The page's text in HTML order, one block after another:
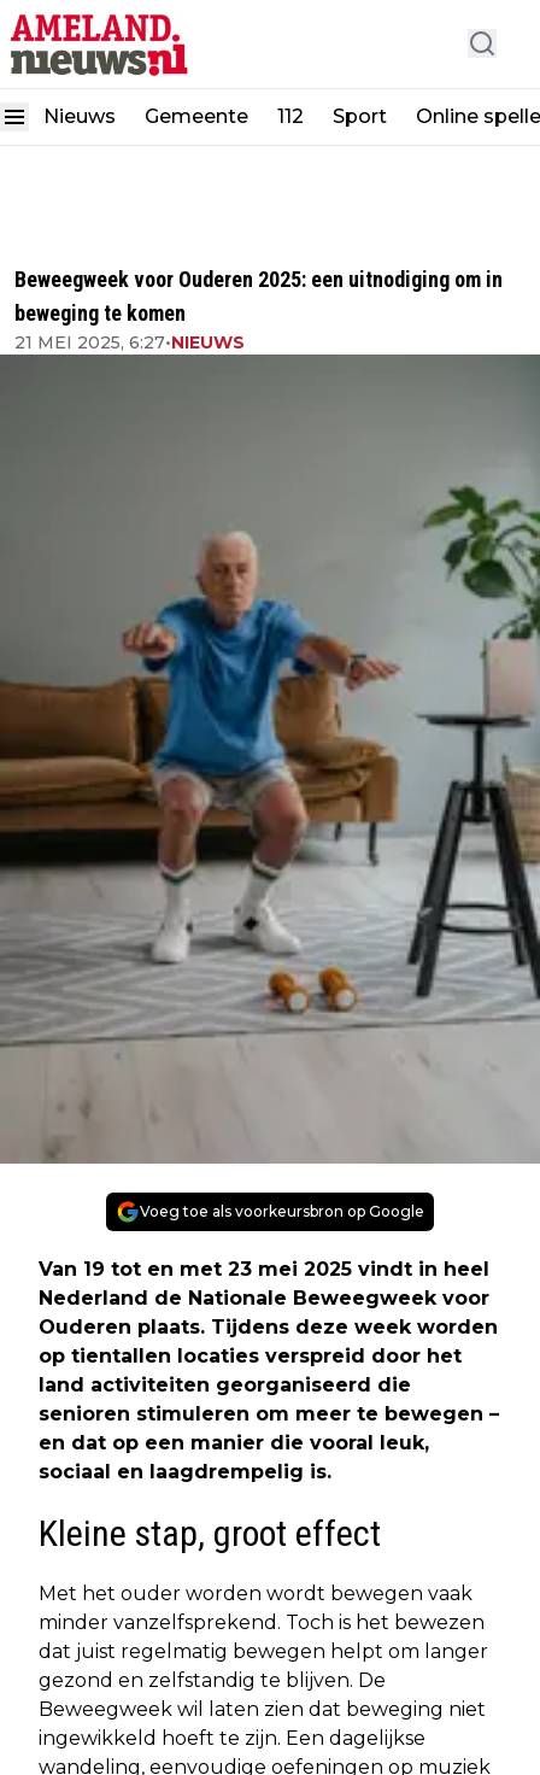
Nieuws Gemeente 112 Sport Online
Beweegweek voor Ouderen 2025: een uitnodiging om in
beweging te komen
21 MEI 2025, 6:27•NIEUWS
Voeg toe als voorkeursbron op Google
Van 19 tot en met 23 mei 2025 vindt in heel
Nederland de Nationale Beweegweek voor
Ouderen plaats. Tijdens deze week worden
op tientallen locaties verspreid door het
land activiteiten georganiseerd die
senioren stimuleren om meer te bewegen –
en dat op een manier die vooral leuk,
sociaal en laagdrempelig is.
Kleine stap, groot effect
Met het ouder worden wordt bewegen vaak
minder vanzelfsprekend. Toch is het bewezen
dat juist regelmatig bewegen helpt om langer
gezond en zelfstandig te blijven. De
Beweegweek wil laten zien dat beweging niet
ingewikkeld hoeft te zijn. Een dagelijkse
wandeling, eenvoudige oefeningen op muziek